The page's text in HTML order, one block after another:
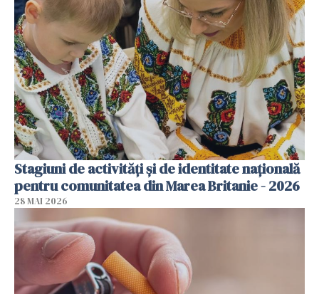
Stagiuni de activități și de identitate națională
pentru comunitatea din Marea Britanie - 2026
28 MAI 2026